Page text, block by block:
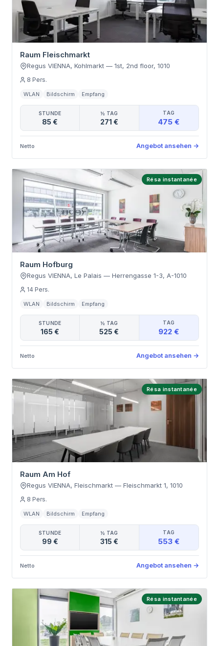
Raum Fleischmarkt
Regus VIENNA, Kohlmarkt — 1st, 2nd floor, 1010
8 Pers.
WLAN Bildschirm Empfang
STUNDE
85 €
½ TAG
271 €
TAG
475 €
Netto Angebot ansehen →
Résa instantanée
Raum Hofburg
Regus VIENNA, Le Palais — Herrengasse 1-3, A-1010
14 Pers.
WLAN Bildschirm Empfang
STUNDE
165 €
½ TAG
525 €
TAG
922 €
Netto Angebot ansehen →
Résa instantanée
Raum Am Hof
Regus VIENNA, Fleischmarkt — Fleischmarkt 1, 1010
8 Pers.
WLAN Bildschirm Empfang
STUNDE
99 €
½ TAG
315 €
TAG
553 €
Netto Angebot ansehen →
Résa instantanée